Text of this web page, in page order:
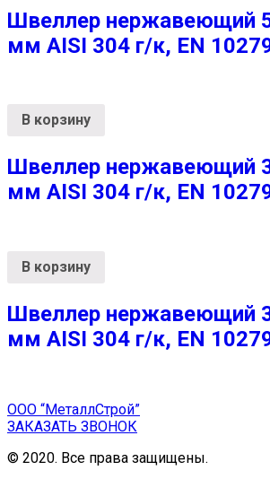
Швеллер нержавеющий
мм AISI 304 г/к, EN
В корзину
Швеллер нержавеющий
мм AISI 304 г/к, EN
В корзину
Швеллер нержавеющий
мм AISI 304 г/к, EN
ООО “МеталлСтрой”
ЗАКАЗАТЬ ЗВОНОК
© 2020. Все права защищены.